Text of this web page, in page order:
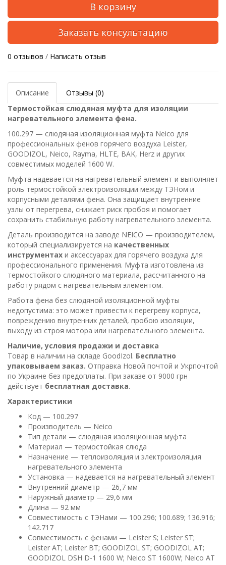
В корзину
Заказать консультацию
0 отзывов / Написать отзыв
Описание
Отзывы (0)
Термостойкая слюдяная муфта для изоляции
нагревательного элемента фена.
100.297 — слюдяная изоляционная муфта Neico для
профессиональных фенов горячего воздуха Leister,
GOODIZOL, Neico, Rayma, HLTE, BAK, Herz и других
совместимых моделей 1600 W.
Муфта надевается на нагревательный элемент и выполняет
роль термостойкой электроизоляции между ТЭНом и
корпусными деталями фена. Она защищает внутренние
узлы от перегрева, снижает риск пробоя и помогает
сохранить стабильную работу нагревательного элемента.
Деталь производится на заводе NEICO — производителем,
который специализируется на качественных
инструментах и аксессуарах для горячего воздуха для
профессионального применения. Муфта изготовлена из
термостойкого слюдяного материала, рассчитанного на
работу рядом с нагревательным элементом.
Работа фена без слюдяной изоляционной муфты
недопустима: это может привести к перегреву корпуса,
повреждению внутренних деталей, пробою изоляции,
выходу из строя мотора или нагревательного элемента.
Наличие, условия продажи и доставка
Товар в наличии на складе GoodIzol. Бесплатно
упаковываем заказ. Отправка Новой почтой и Укрпочтой
по Украине без предоплаты. При заказе от 9000 грн
действует бесплатная доставка.
Характеристики
Код — 100.297
Производитель — Neico
Тип детали — слюдяная изоляционная муфта
Материал — термостойкая слюда
Назначение — теплоизоляция и электроизоляция
нагревательного элемента
Установка — надевается на нагревательный элемент
Внутренний диаметр — 26,7 мм
Наружный диаметр — 29,6 мм
Длина — 92 мм
Совместимость с ТЭНами — 100.296; 100.689; 136.916;
142.717
Совместимость с фенами — Leister S; Leister ST;
Leister AT; Leister BT; GOODIZOL ST; GOODIZOL AT;
GOODIZOL DSH D-1 1600 W; Neico ST 1600W; Neico AT